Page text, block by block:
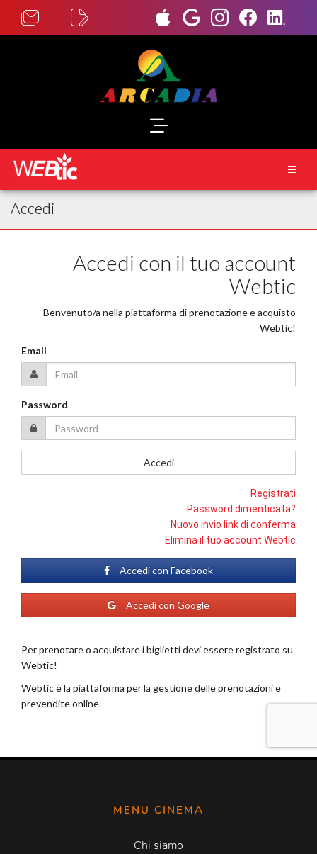
MENU CINEMA
Chi siamo